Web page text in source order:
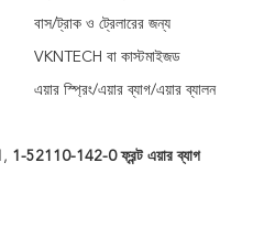
বাস/ট্রাক ও ট্রেলারের জন্য
VKNTECH বা কাস্টমাইজড
এয়ার স্প্রিং/এয়ার ব্যাগ/এয়ার ব্যালন
, 1-52110-142-0 ফ্রন্ট এয়ার ব্যাগ